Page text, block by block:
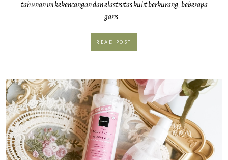
tahunan ini kekencangan dan elastisitas kulit berkurang, beberapa
garis...
READ POST